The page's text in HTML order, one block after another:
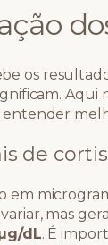
os
entender
de
em
mas
dL. É